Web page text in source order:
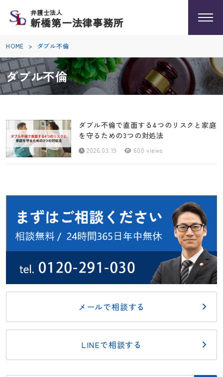
弁護士法人
新橋第一法律事務所
HOME > ダブル不倫
ダブル不倫
ダブル不倫で直面する4つのリスクと家庭
を守るための3つの対処法
2026.03.19 600 views
メールで相談する
LINEで相談する